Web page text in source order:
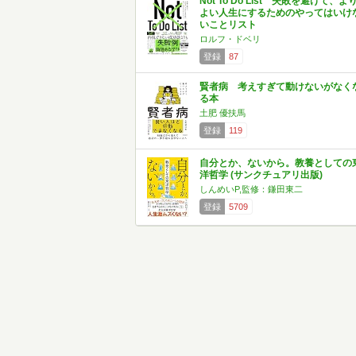
よい人生にするためのやってはいけ
いことリスト
ロルフ・ドベリ
登録
87
賢者病 考えすぎて動けないがなく
る本
土肥 優扶馬
登録
119
自分とか、ないから。教養としての
洋哲学 (サンクチュアリ出版)
しんめいP,監修：鎌田東二
登録
5709